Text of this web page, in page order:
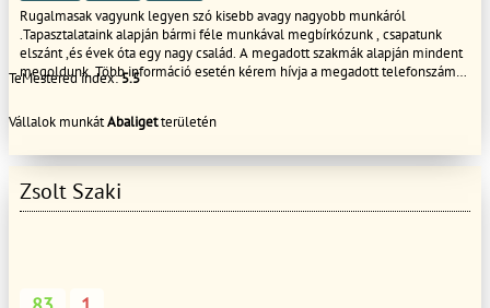
Rugalmasak vagyunk legyen szó kisebb avagy nagyobb munkáról
.Tapasztalataink alapján bármi féle munkával megbírkózunk , csapatunk
elszánt ,és évek óta egy nagy család. A megadott szakmák alapján mindent
megoldunk. Több információ esetén kérem hívja a megadott telefonszámot
hőszigetelés, hideg-meleg burkolás, bontás festés térbetonozás
TeMestered index:5.5
Vállalok munkátAbaligetterületén
Zsolt Szaki